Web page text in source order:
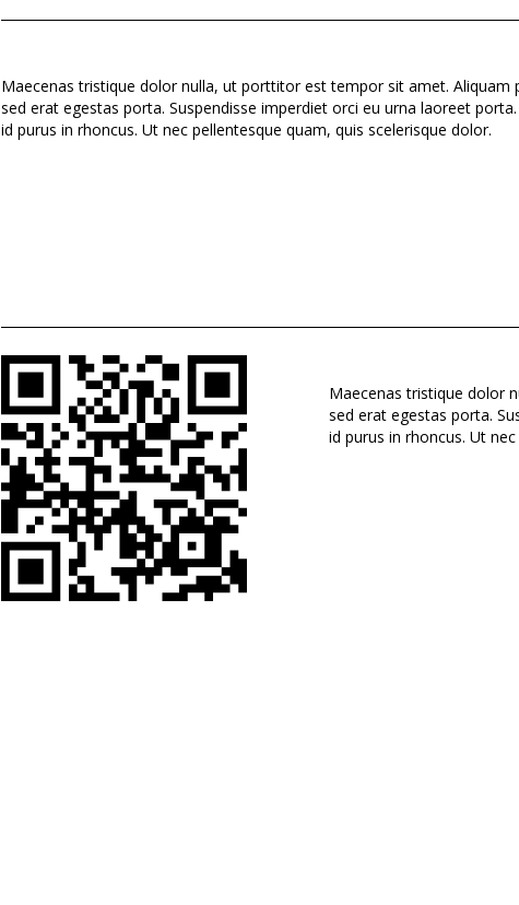
Maecenas tristique dolor nulla, ut porttitor est tempor sit amet. Aliquam
sed erat egestas porta. Suspendisse imperdiet orci eu urna laoreet
id purus in rhoncus. Ut nec pellentesque quam, quis scelerisque dolor.
Maecenas tristique dolor
sed erat egestas porta.
id purus in rhoncus. Ut